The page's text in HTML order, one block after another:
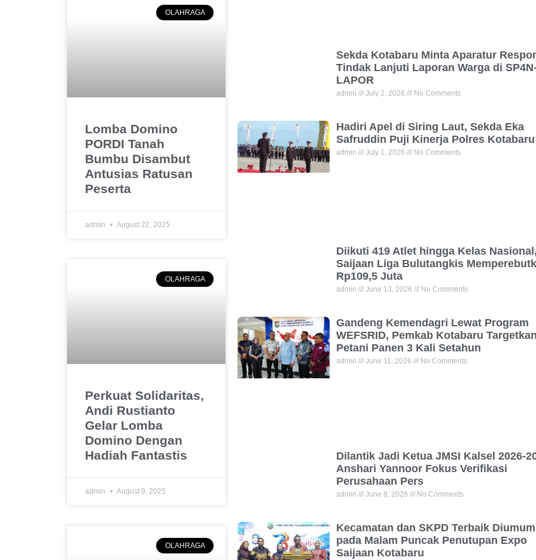
OLAHRAGA
Lomba Domino
PORDI Tanah
Bumbu Disambut
Antusias Ratusan
Peserta
admin August 22, 2025
OLAHRAGA
Perkuat Solidaritas,
Andi Rustianto
Gelar Lomba
Domino Dengan
Hadiah Fantastis
admin August 9, 2025
OLAHRAGA
Sekda Kotabaru Minta Aparatur
Tindak Lanjuti Laporan Warga di
LAPOR
admin July 2, 2026 No Comments
Hadiri Apel di Siring Laut, Sekda Eka
Safruddin Puji Kinerja Polres Kotabaru
admin July 1, 2026 No Comments
Diikuti 419 Atlet hingga Kelas
Saijaan Liga Bulutangkis
Rp109,5 Juta
admin June 13, 2026 No Comments
Gandeng Kemendagri Lewat Program
WEFSRID, Pemkab Kotabaru
Petani Panen 3 Kali Setahun
admin June 11, 2026 No Comments
Dilantik Jadi Ketua JMSI Kalsel 2026-
Anshari Yannoor Fokus Verifikasi
Perusahaan Pers
admin June 8, 2026 No Comments
Kecamatan dan SKPD Terbaik
pada Malam Puncak Penutupan Expo
Saijaan Kotabaru